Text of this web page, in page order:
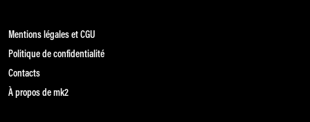
Mentions légales et CGU
Politique de confidentialité
Contacts
À propos de mk2